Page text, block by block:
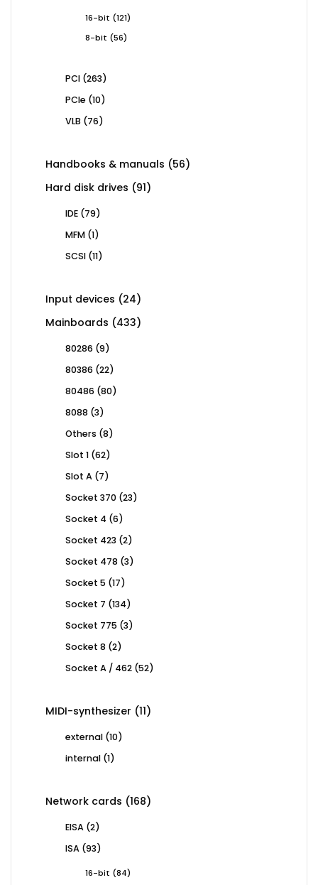
16-bit 121121
8-bit
5656
PCI 263263
PCIe 1010
VLB 7676
Handbooks & manuals 5656
Hard disk drives 9191
IDE 7979
MFM 11
SCSI 1111
Input devices 2424
Mainboards 433433
80286 99
80386 2222
80486 8080
8088 33
Others 88
Slot 1 6262
Slot A 77
Socket 370 2323
Socket 4 66
Socket 423 22
Socket 478 33
Socket 5 1717
Socket 7 134134
Socket 775 33
Socket 8 22
Socket A / 462 5252
MIDI-synthesizer 1111
external 1010
internal 11
Network cards 168168
EISA 22
ISA 9393
16-bit 8484